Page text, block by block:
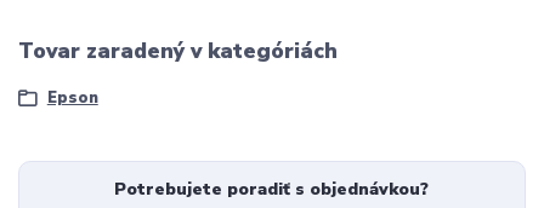
Tovar zaradený v kategóriách
Epson
Potrebujete poradiť s objednávkou?